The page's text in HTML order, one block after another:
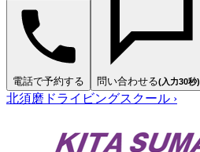
電話で予約する 問い合わせる(入力30秒)
北須磨ドライビングスクール ›